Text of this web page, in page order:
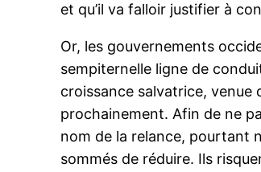
et qu’il va falloir justifier à
Or, les gouvernements
sempiternelle ligne de
croissance salvatrice, venue
prochainement. Afin de ne
nom de la relance, pourtant
sommés de réduire. Ils